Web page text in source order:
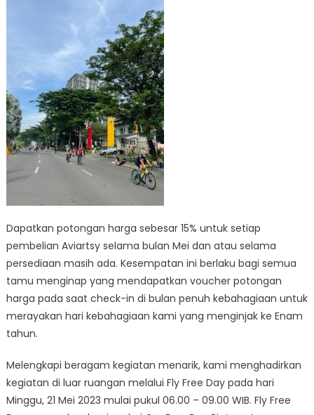
Dapatkan potongan harga sebesar 15% untuk setiap
pembelian Aviartsy selama bulan Mei dan atau selama
persediaan masih ada. Kesempatan ini berlaku bagi semua
tamu menginap yang mendapatkan voucher potongan
harga pada saat check-in di bulan penuh kebahagiaan untuk
merayakan hari kebahagiaan kami yang menginjak ke Enam
tahun.
Melengkapi beragam kegiatan menarik, kami menghadirkan
kegiatan di luar ruangan melalui Fly Free Day pada hari
Minggu, 21 Mei 2023 mulai pukul 06.00 – 09.00 WIB. Fly Free